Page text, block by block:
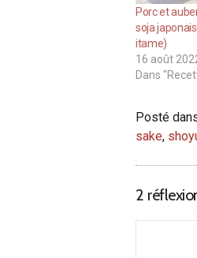
Porc et
soja
itame)
16 août
Dans
Posté
sake,
2